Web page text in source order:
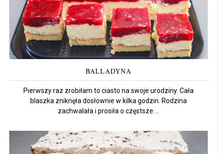
BALLADYNA
Pierwszy raz zrobiłam to ciasto na swoje urodziny. Cała
blaszka zniknęła dosłownie w kilka godzin. Rodzina
zachwalała i prosiła o częstsze ...